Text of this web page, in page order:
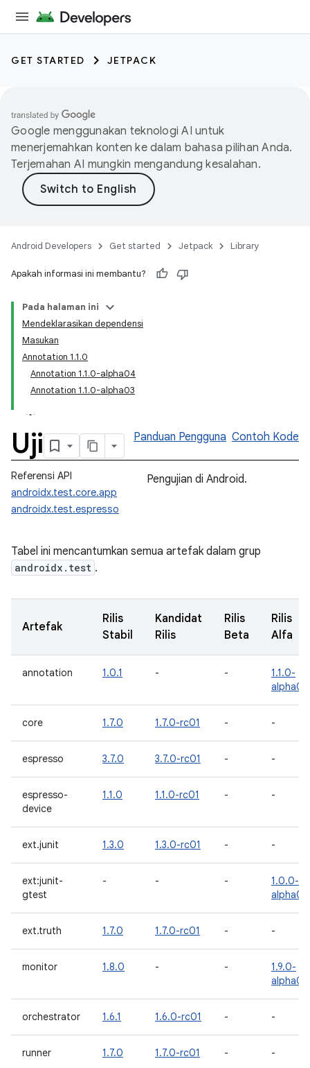
GET STARTED JETPACK
Google menggunakan teknologi AI untuk
menerjemahkan konten ke dalam bahasa pilihan Anda.
Terjemahan AI mungkin mengandung kesalahan.
Android Developers Get started Jetpack Library
Apakah informasi ini membantu?
Pada halaman ini
Mendeklarasikan dependensi
Masukan
Annotation 1.1.0
Annotation 1.1.0-alpha04
Annotation 1.1.0-alpha03
Uji Panduan Pengguna Contoh Kode
Referensi API
androidx.test.core.app
androidx.test.espresso
Pengujian di Android.
Tabel ini mencantumkan semua artefak dalam grup
androidx.test .
Artefak
Rilis
Stabil
Kandidat
Rilis
Rilis
Beta
Rilis
Alfa
annotation 1.0.1 - -
1.1.0-
alpha04
core 1.7.0 1.7.0-rc01 - -
espresso 3.7.0 3.7.0-rc01 - -
espresso-
device
1.1.0 1.1.0-rc01 - -
ext.junit 1.3.0 1.3.0-rc01 - -
ext:junit-
gtest
- - -
1.0.0-
alpha03
ext.truth 1.7.0 1.7.0-rc01 - -
monitor 1.8.0 - -
1.9.0-
alpha01
orchestrator 1.6.1 1.6.0-rc01 - -
runner 1.7.0 1.7.0-rc01 - -